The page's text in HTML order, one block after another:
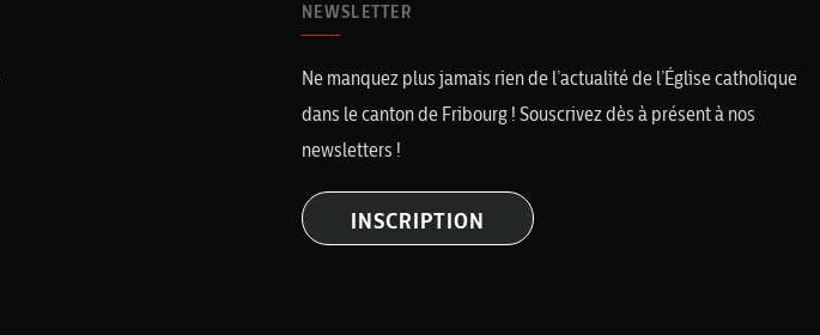
NEWSLETTER
Ne manquez plus jamais rien de l’actualité de l’Église catholique
dans le canton de Fribourg ! Souscrivez dès à présent à nos
newsletters !
INSCRIPTION